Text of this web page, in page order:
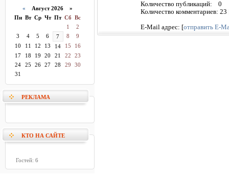
« Август 2026 »
Пн Вт Ср Чт Пт Сб Вс
1
2
3
4 5 6 7 8
9
10
11 12 13 14 15
16
17
18 19 20 21 22
23
24
25 26 27 28 29
30
31
РЕКЛАМА
КТО НА САЙТЕ
Гостей: 6
Количество публикаций: 0
Количество комментариев: 23
E-Mail адрес: [отправить E-